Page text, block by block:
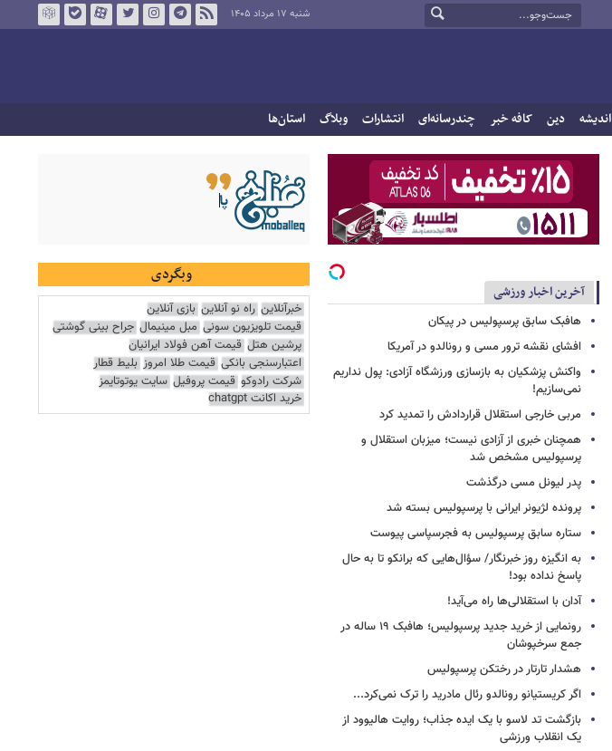
شنبه ۱۷ مرداد ۱۴۰۵
اندیشه دین کافه خبر چندرسانه‌ای انتشارات وبلاگ استان‌ها
آخرین اخبار ورزشی
هافبک سابق پرسپولیس در پیکان
افشای نقشه ترور مسی و رونالدو در آمریکا
واکنش پزشکیان به بازسازی ورزشگاه آزادی: پول نداریم
نمی‌سازیم!
مربی خارجی استقلال قراردادش را تمدید کرد
همچنان خبری از آزادی نیست؛ میزبان استقلال و
پرسپولیس مشخص شد
پدر لیونل مسی درگذشت
پرونده لژیونر ایرانی با پرسپولیس بسته شد
ستاره سابق پرسپولیس به فجرسپاسی پیوست
به انگیزه روز خبرنگار/ سؤال‌هایی که برانکو تا به حال
پاسخ نداده بود!
آدان با استقلالی‌ها راه می‌آید!
رونمایی از خرید جدید پرسپولیس؛ هافبک ۱۹ ساله در
جمع سرخپوشان
هشدار تارتار در رختکن پرسپولیس
اگر کریستیانو رونالدو رئال مادرید را ترک نمی‌کرد...
بازگشت تد لاسو با یک ایده جذاب؛ روایت هالیوود از
یک انقلاب ورزشی
وبگردی
خبرآنلاین راه نو آنلاین بازی آنلاین
قیمت تلویزیون سونی مبل مینیمال جراح بینی گوشتی
پرشین هتل قیمت آهن فولاد ایرانیان
اعتبارسنجی بانکی قیمت طلا امروز بلیط قطار
شرکت رادوکو قیمت پروفیل سایت یوتوتایمز
خرید اکانت chatgpt